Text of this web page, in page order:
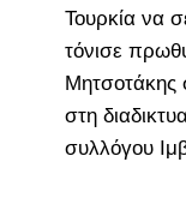
Τουρκία να
τόνισε
Μητσοτάκης
στη
συλλόγου